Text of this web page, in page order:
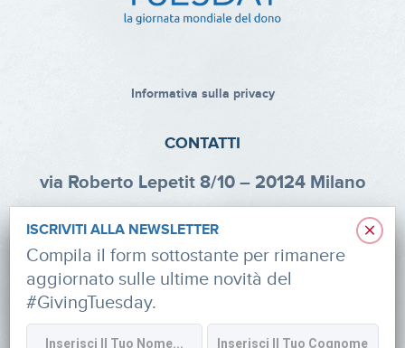
Informativa sulla privacy
CONTATTI
via Roberto Lepetit 8/10 – 20124 Milano
Tel: +39 02 47924880
CF: 91374340379
SOCIAL
×
ISCRIVITI ALLA NEWSLETTER
Compila il form sottostante per rimanere
aggiornato sulle ultime novità del
#GivingTuesday.